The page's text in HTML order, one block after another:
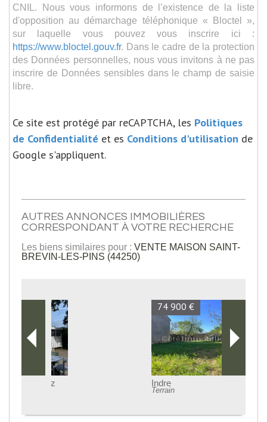
CNIL. Nous vous informons de l’existence de la liste
d'opposition au démarchage téléphonique « Bloctel »,
sur laquelle vous pouvez vous inscrire ici :
https://www.bloctel.gouv.fr. Dans le cadre de la protection
des Données personnelles, nous vous invitons à ne pas
inscrire de Données sensibles dans le champ de saisie
libre.
Ce site est protégé par reCAPTCHA, les Politiques
de Confidentialité et es Conditions d'utilisation de
Google s'appliquent.
AUTRES ANNONCES IMMOBILIÈRES
CORRESPONDANT À VOTRE RECHERCHE
Les biens similaires pour : VENTE MAISON SAINT-
BREVIN-LES-PINS (44250)